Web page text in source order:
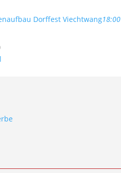
Dorffest Viechtwang18:00